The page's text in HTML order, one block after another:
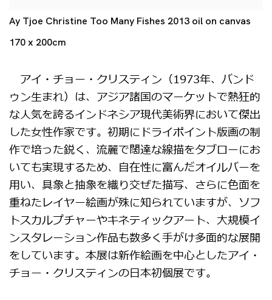
Ay Tjoe Christine Too Many Fishes 2013 oil on canvas
170 x 200cm
アイ・チョー・クリスティン（1973年、バンド
ゥン生まれ）は、アジア諸国のマーケットで熱狂的
な人気を誇るインドネシア現代美術界において傑出
した女性作家です。初期にドライポイント版画の制
作で培った鋭く、流麗で闊達な線描をタブローにお
いても実現するため、自在性に富んだオイルバーを
用い、具象と抽象を織り交ぜた描写、さらに色面を
重ねたレイヤー絵画が殊に知られていますが、ソフ
トスカルプチャーやキネティックアート、大規模イ
ンスタレーション作品も数多く手がけ多面的な展開
をしています。本展は新作絵画を中心としたアイ・
チョー・クリスティンの日本初個展です。